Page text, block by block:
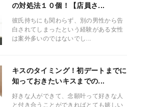
の対処法１０個！【店員さ...
彼氏持ちにも関わらず、別の男性から告
白されてしまったという経験がある女性
は案外多いのではないでし...
キスのタイミング！初デートまでに
知っておきたいキスまでの...
好きな人ができて、念願叶って好きな人
と付き合うことができればとても嬉しい